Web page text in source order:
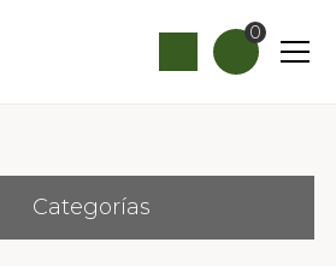
0
Categorías